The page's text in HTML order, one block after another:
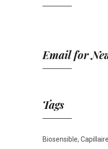
Email for
Tags
Biosensible Capillaire